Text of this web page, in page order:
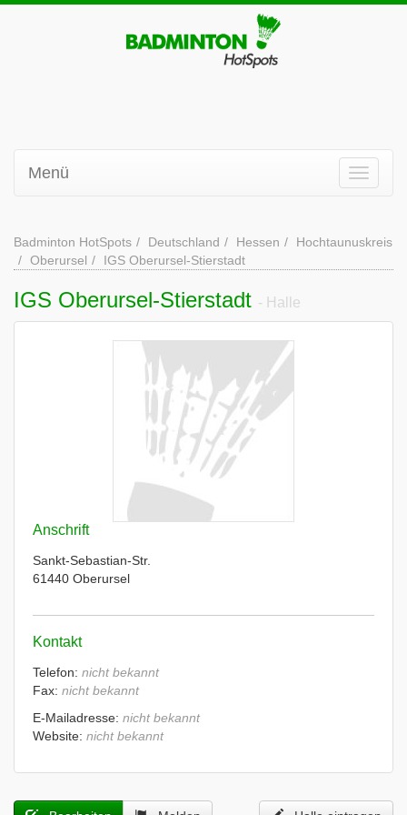
Menü
Badminton HotSpots Deutschland Hessen
Hochtaunuskreis
Oberursel
IGS Oberursel-Stierstadt
IGS Oberursel-Stierstadt - Halle
Anschrift
Sankt-Sebastian-Str.
61440 Oberursel
Kontakt
Telefon: nicht bekannt
Fax: nicht bekannt
E-Mailadresse: nicht bekannt
Website: nicht bekannt